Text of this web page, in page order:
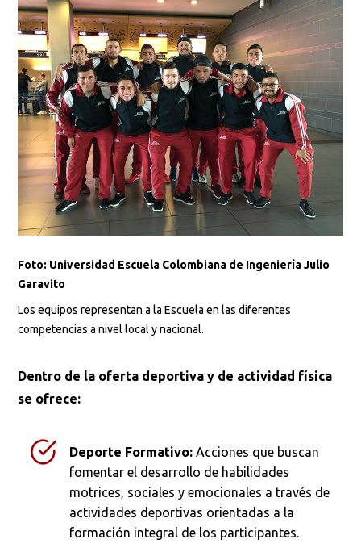
Foto: Universidad Escuela Colombiana de Ingeniería Julio
Garavito
Los equipos representan a la Escuela en las diferentes
competencias a nivel local y nacional.
Dentro de la oferta deportiva y de actividad física
se ofrece:
Deporte Formativo: Acciones que buscan
fomentar el desarrollo de habilidades
motrices, sociales y emocionales a través de
actividades deportivas orientadas a la
formación integral de los participantes.